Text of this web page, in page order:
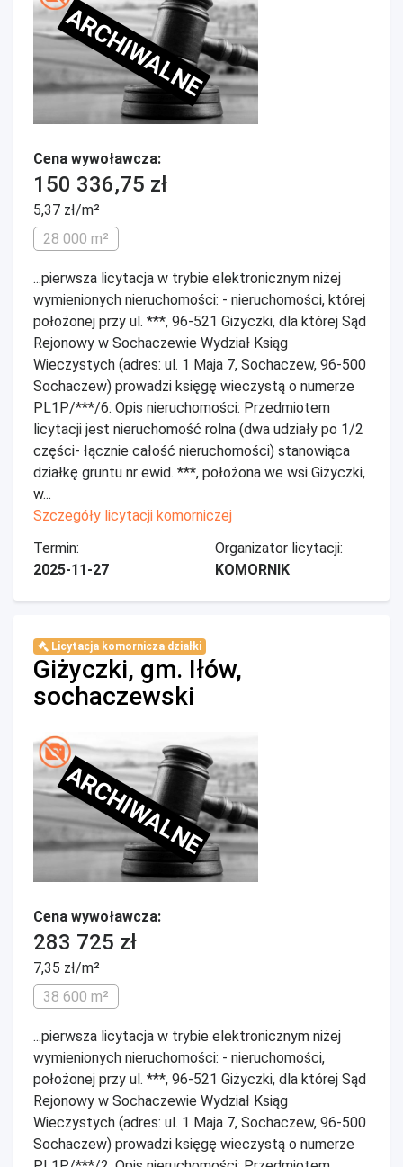
ARCHIWALNE
Cena wywoławcza:
150 336,75 zł
5,37 zł/m²
28 000 m²
...pierwsza licytacja w trybie elektronicznym niżej
wymienionych nieruchomości: - nieruchomości, której
położonej przy ul. ***, 96-521 Giżyczki, dla której Sąd
Rejonowy w Sochaczewie Wydział Ksiąg
Wieczystych (adres: ul. 1 Maja 7, Sochaczew, 96-500
Sochaczew) prowadzi księgę wieczystą o numerze
PL1P/***/6. Opis nieruchomości: Przedmiotem
licytacji jest nieruchomość rolna (dwa udziały po 1/2
części- łącznie całość nieruchomości) stanowiąca
działkę gruntu nr ewid. ***, położona we wsi Giżyczki,
w...
Szczegóły licytacji komorniczej
Termin:
2025-11-27
Organizator licytacji:
KOMORNIK
Licytacja komornicza działki
Giżyczki, gm. Iłów,
sochaczewski
ARCHIWALNE
Cena wywoławcza:
283 725 zł
7,35 zł/m²
38 600 m²
...pierwsza licytacja w trybie elektronicznym niżej
wymienionych nieruchomości: - nieruchomości,
położonej przy ul. ***, 96-521 Giżyczki, dla której Sąd
Rejonowy w Sochaczewie Wydział Ksiąg
Wieczystych (adres: ul. 1 Maja 7, Sochaczew, 96-500
Sochaczew) prowadzi księgę wieczystą o numerze